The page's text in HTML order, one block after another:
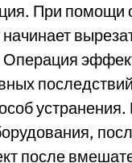
При помощи
после